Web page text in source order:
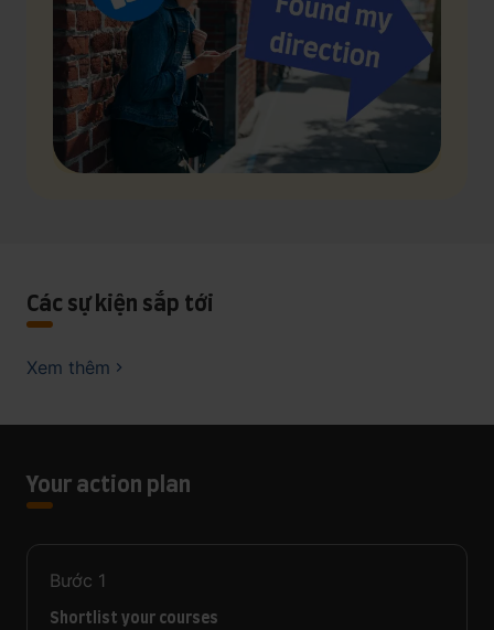
Các sự kiện sắp tới
Xem thêm
Your action plan
Bước 1
Shortlist your courses